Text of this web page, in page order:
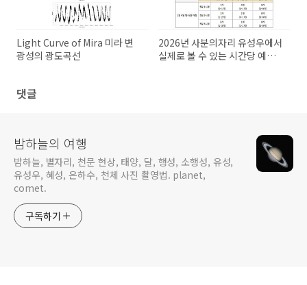
Light Curve of Mira 미라 변
광성의 광도곡선
2026년 사분의자리 유성우에서
실제로 볼 수 있는 시간당 예상
댓글
밤하늘의 여행
밤하늘, 별자리, 천문 현상, 태양, 달, 행성, 소행성, 유성,
유성우, 혜성, 은하수, 천체 사진 촬영법. planet,
comet.
구독하기